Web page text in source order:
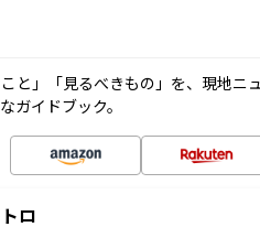
こと」「見るべきもの」を、現地
イドブック。
ロ